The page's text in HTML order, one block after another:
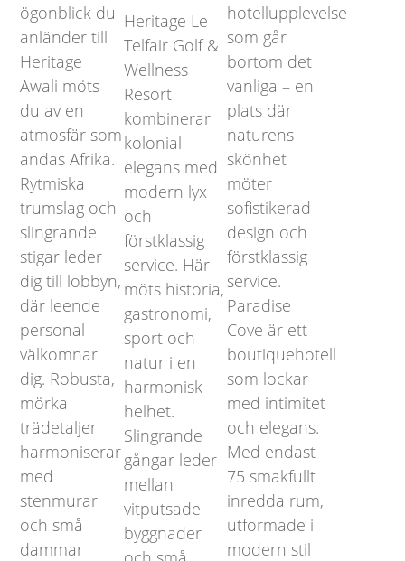
ögonblick du
anländer till
Heritage
Awali möts
du av en
atmosfär som
andas Afrika.
Rytmiska
trumslag och
slingrande
stigar leder
dig till lobbyn,
där leende
personal
välkomnar
dig. Robusta,
mörka
trädetaljer
harmoniserar
med
stenmurar
och små
dammar
Heritage Le
Telfair Golf &
Wellness
Resort
kombinerar
kolonial
elegans med
modern lyx
och
förstklassig
service. Här
möts historia,
gastronomi,
sport och
natur i en
harmonisk
helhet.
Slingrande
gångar leder
mellan
vitputsade
byggnader
hotellupplevelse
som går
bortom det
vanliga – en
plats där
naturens
skönhet
möter
sofistikerad
design och
förstklassig
service.
Paradise
Cove är ett
boutiquehotell
som lockar
med intimitet
och elegans.
Med endast
75 smakfullt
inredda rum,
utformade i
modern stil